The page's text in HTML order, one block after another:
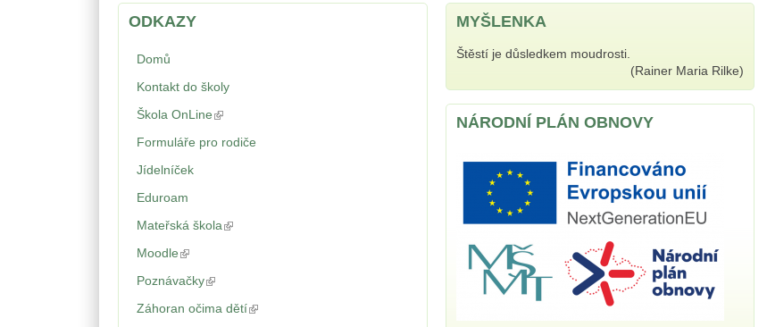
ODKAZY
Domů
Kontakt do školy
Škola OnLine (odkaz je externí)
Formuláře pro rodiče
Jídelníček
Eduroam
Mateřská škola (odkaz je externí)
Moodle (odkaz je externí)
Poznávačky(odkaz je externí)
Záhoran očima dětí(odkaz je externí)
MYŠLENKA
Štěstí je důsledkem moudrosti.
(Rainer Maria Rilke)
NÁRODNÍ PLÁN OBNOVY